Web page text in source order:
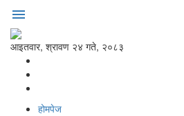
menu
आइतवार, श्रावण २४ गते, २०८३
होमपेज